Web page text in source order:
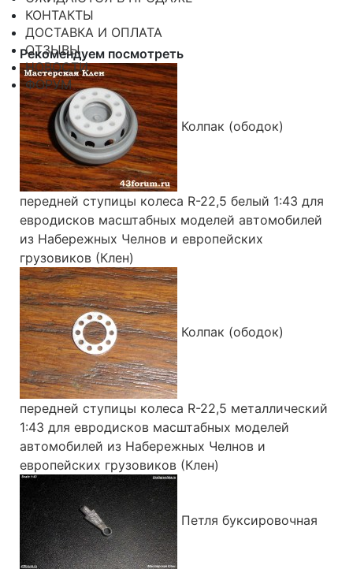
КОНТАКТЫ
ДОСТАВКА И ОПЛАТА
ОТЗЫВЫ
НОВОСТИ
ФОРУМ
Рекомендуем посмотреть
Колпак (ободок)
передней ступицы колеса R-22,5 белый 1:43 для
евродисков масштабных моделей автомобилей
из Набережных Челнов и европейских
грузовиков (Клен)
Колпак (ободок)
передней ступицы колеса R-22,5 металлический
1:43 для евродисков масштабных моделей
автомобилей из Набережных Челнов и
европейских грузовиков (Клен)
Петля буксировочная